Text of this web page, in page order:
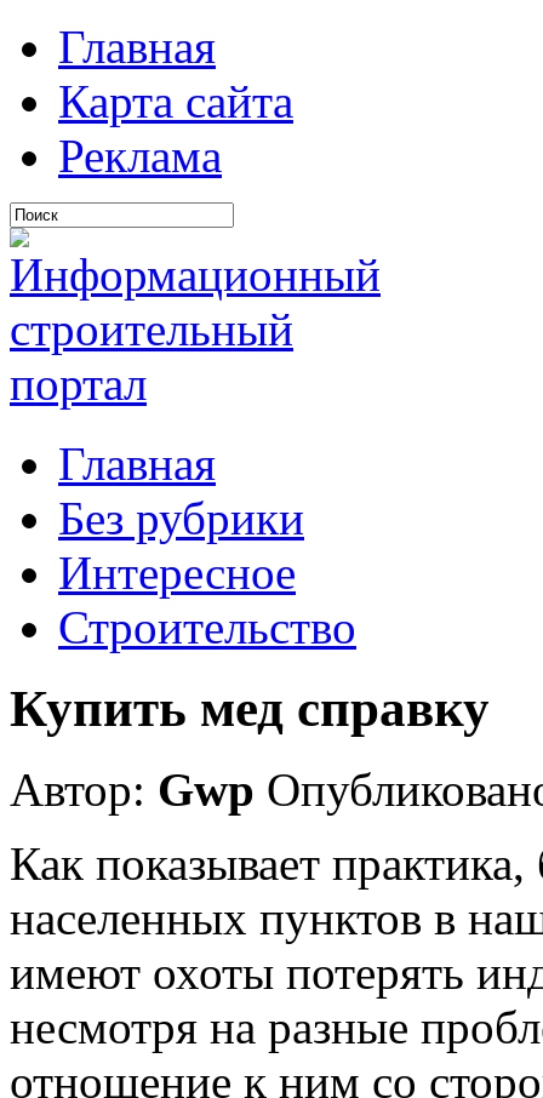
Главная
Карта сайта
Реклама
Главная
Без рубрики
Интересное
Строительство
Купить мед справку
Автор: Gwp
Как показывает
населенных пунктов в
имеют охоты потерять
несмотря на разные
отношение к ним со